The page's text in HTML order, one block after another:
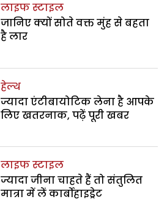
लाइफ स्टाइल
जानिए क्यों सोते वक्त मुंह से बहता
है लार
हेल्थ
ज्यादा एंटीबायोटिक लेना है आपके
लिए खतरनाक, पढ़ें पूरी खबर
लाइफ स्टाइल
ज्यादा जीना चाहते हैं तो संतुलित
मात्रा में लें कार्बोहाइड्रेट